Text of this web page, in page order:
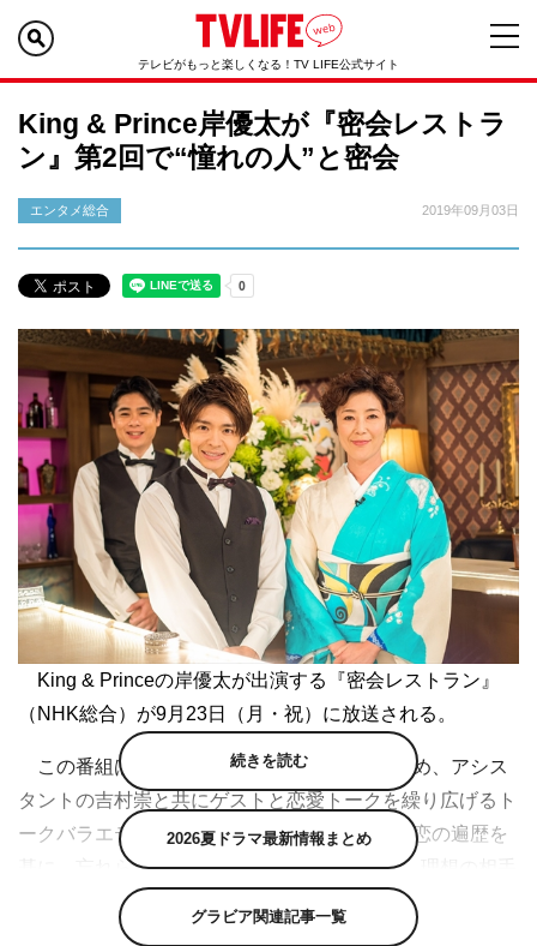
テレビがもっと楽しくなる！TV LIFE公式サイト
King & Prince岸優太が『密会レストラ
ン』第2回で“憧れの人”と密会
エンタメ総合 2019年09月03日
King & Princeの岸優太が出演する『密会レストラン』
（NHK総合）が9月23日（月・祝）に放送される。
この番組は、寺島しのぶと岸優太がMCを務め、アシス
タントの吉村崇と共にゲストと恋愛トークを繰り広げるト
ークバラエティの第2回。ゲストから取材した恋の遍歴を
基に、忘れられない恋や打ちのめされた別れ、理想の相手
や結婚などを赤裸々に語り合う。今回はMCの岸が“憧れの
人”と密会し、恋愛エピソードを聞き出す。
続きを読む
2026夏ドラマ最新情報まとめ
グラビア関連記事一覧